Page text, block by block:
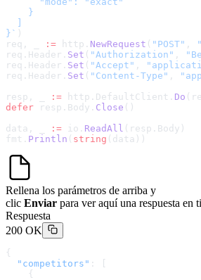
    }
} ` )
req, _
:= http. NewRequest ( "POST" , "
req.Header. Set ( "Authorization" ,
req.Header. Set ( "Accept" ,
req.Header. Set ( "Content-Type" ,
resp, _
:= http.DefaultClient. Do
defer resp.Body. Close ()
data, _
:= io. ReadAll (resp.Body)
fmt. Println ( string (data))
Rellena los parámetros de arriba y
clic Enviar para ver aquí una respuesta en
Respuesta
200 OK
{
  "competitors"
: [
    {